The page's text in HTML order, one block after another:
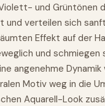
und Grüntönen
und verteilen sich
Effekt auf der
und schmiegen
angenehme
Motiv weg in die
Aquarell-Look